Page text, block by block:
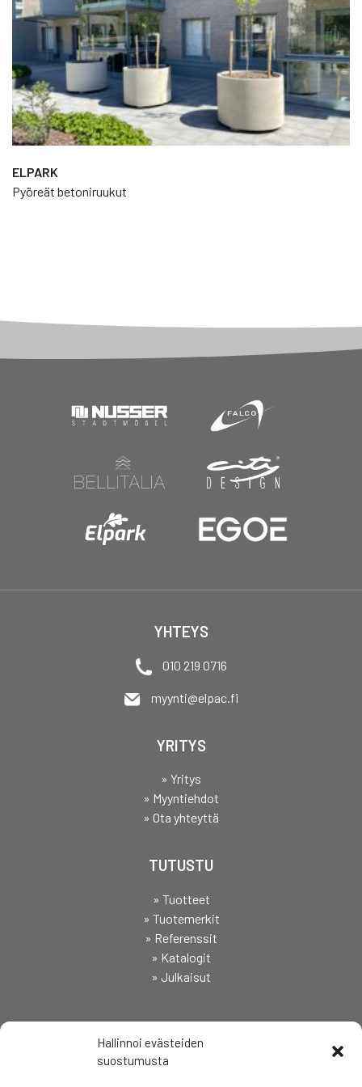
Hallinnoi evästeiden
suostumusta
työntekijöiden toimesta. Tällä tavoin voimme luotettavasti
varmistaa korkeimman laadun ja säilyttää samalla
joustavuuden. Onneksi kaikkien tarpeet eivät ole täysin
samanlaisia!
Laajan vakiotuotevalikoimamme avulla voimme toteuttaa
toimivia ja esteettisesti houkuttelevia ratkaisuja.
Monivuotinen kokemus kadunkalusteiden valmistuksesta
ELPARK
Pyöreät betoniruukut
YHTEYS
010 219 0716
myynti@elpac.fi
YRITYS
» Yritys
» Myyntiehdot
» Ota yhteyttä
TUTUSTU
» Tuotteet
» Tuotemerkit
» Referenssit
» Katalogit
» Julkaisut
SEURAA